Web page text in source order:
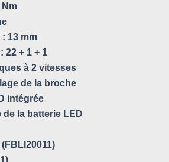
13 mm
22 + 1 + 1
à 2 vitesses
de la broche
intégrée
de la batterie LED